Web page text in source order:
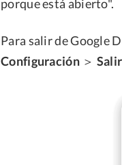
porque está abierto".
Para salir de Google
Configuración＞ Salir